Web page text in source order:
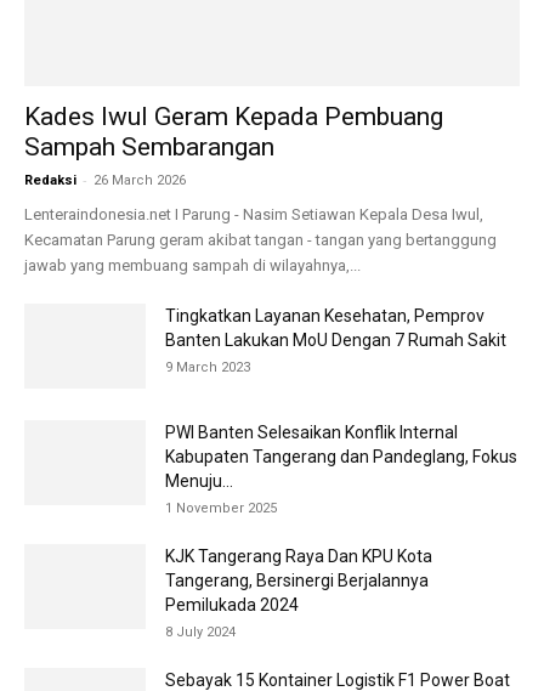
Kades Iwul Geram Kepada Pembuang
Sampah Sembarangan
Redaksi - 26 March 2026
Lenteraindonesia.net I Parung - Nasim Setiawan Kepala Desa Iwul,
Kecamatan Parung geram akibat tangan - tangan yang bertanggung
jawab yang membuang sampah di wilayahnya,...
Tingkatkan Layanan Kesehatan, Pemprov
Banten Lakukan MoU Dengan 7 Rumah Sakit
9 March 2023
PWI Banten Selesaikan Konflik Internal
Kabupaten Tangerang dan Pandeglang, Fokus
Menuju...
1 November 2025
KJK Tangerang Raya Dan KPU Kota
Tangerang, Bersinergi Berjalannya
Pemilukada 2024
8 July 2024
Sebayak 15 Kontainer Logistik F1 Power Boat